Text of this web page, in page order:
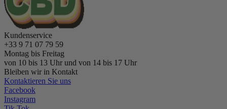
Kundenservice
+33 9 71 07 79 59
Montag bis Freitag
von 10 bis 13 Uhr und von 14 bis 17 Uhr
Bleiben wir in Kontakt
Kontaktieren Sie uns
Facebook
Instagram